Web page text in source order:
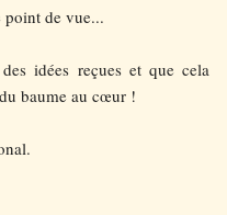
point de vue...
idées reçues et que cela
baume au cœur !